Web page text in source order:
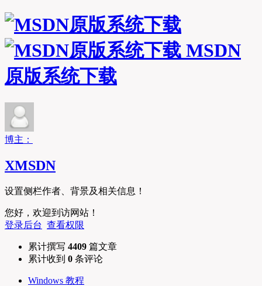
MSDN
原版系统下载
博主：
XMSDN
设置侧栏作者、背景及相关信息！
您好，欢迎到访网站！
登录后台 查看权限
累计撰写 4409 篇文章
累计收到 0 条评论
Windows 教程